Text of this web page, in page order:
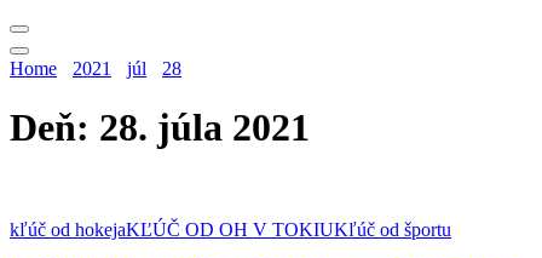
Home 2021 júl 28
Deň: 28. júla 2021
kľúč od hokejaKĽÚČ OD OH V TOKIUKľúč od športu